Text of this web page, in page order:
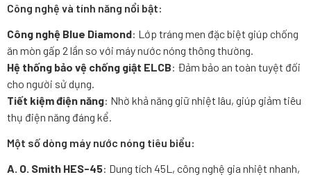
Công nghệ và tính năng nổi bật:
Công nghệ Blue Diamond: Lớp tráng men đặc biệt giúp chống
ăn mòn gấp 2 lần so với máy nước nóng thông thường.
Hệ thống bảo vệ chống giật ELCB: Đảm bảo an toàn tuyệt đối
cho người sử dụng.
Tiết kiệm điện năng: Nhờ khả năng giữ nhiệt lâu, giúp giảm tiêu
thụ điện năng đáng kể.
Một số dòng máy nước nóng tiêu biểu:
A. O. Smith HES-45: Dung tích 45L, công nghệ gia nhiệt nhanh,